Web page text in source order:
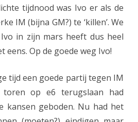
b
i
j
b
e
k
tijdnood was Ivo er als de
IM (bijna GM?) te ‘killen’. We
in zijn mars heeft dus heel
eens. Op de goede weg Ivo!
tijd een goede partij tegen IM
op e6 terugslaan had
kansen geboden. Nu had het